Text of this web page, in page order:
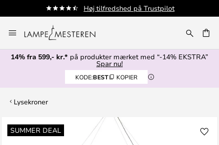
Høj tilfredshed på Trustpilot
to
Content
14% fra 599,- kr.* på produkter mærket med “-14% EKSTRA”
Spar nu!
KODE:BEST KOPIER
Lysekroner
SUMMER DEAL
Gå
til